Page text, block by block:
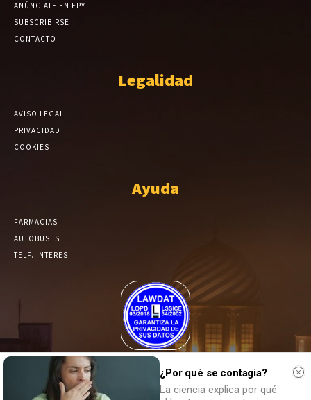
ANÚNCIATE EN EPY
SUBSCRIBIRSE
CONTACTO
Legalidad
AVISO LEGAL
PRIVACIDAD
COOKIES
Ayuda
FARMACIAS
AUTOBUSES
TELF. INTERES
El Periódico de Yecla alcanza un grado más de compromiso en el
tratamiento de sus datos.¿Por qué se contagia?
La ciencia explica por qué